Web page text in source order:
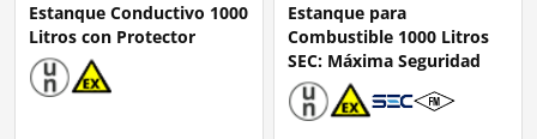
Estanque Conductivo 1000
Litros con Protector
Estanque para
Combustible 1000 Litros
SEC: Máxima Seguridad